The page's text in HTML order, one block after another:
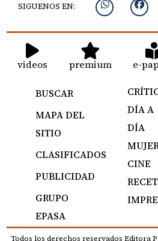
SIGUENOS EN:
videos premium e-
BUSCAR
MAPA DEL
SITIO
CLASIFICADOS
PUBLICIDAD
GRUPO
EPASA
DÍA A
DÍA
CINE
Todos los derechos reservados Editora